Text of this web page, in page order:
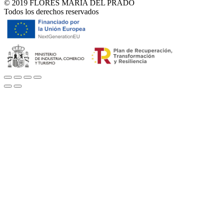
© 2019 FLORES MARÍA DEL PRADO
Todos los derechos reservados